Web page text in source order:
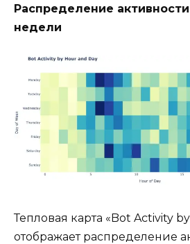
Распределение
недели
Тепловая карта «Bot Activity
отображает распределение